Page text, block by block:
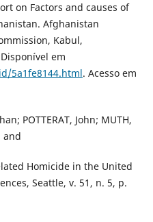
on Factors and causes of
Afghanistan
Kabul,
em
5a1fe8144.html. Acesso em
POTTERAT, John; MUTH,
and
Homicide in the United
Seattle, v. 51, n. 5, p.